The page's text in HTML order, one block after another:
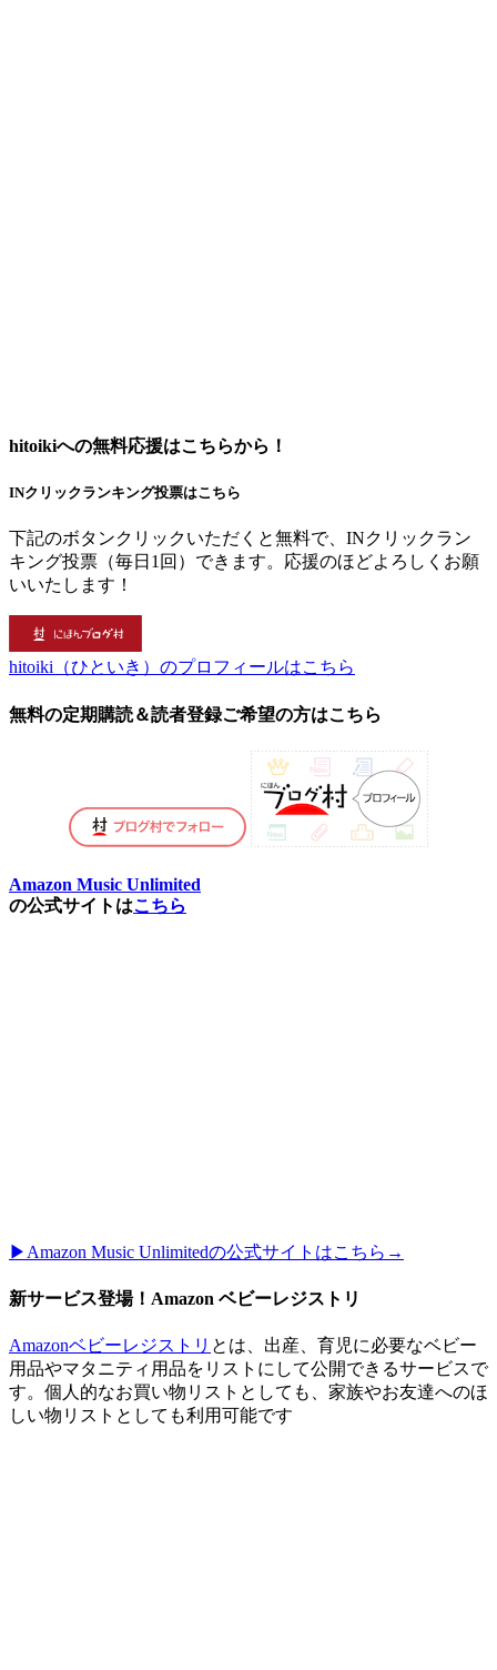
hitoikiへの無料応援はこちらから！
INクリックランキング投票はこちら
下記のボタンクリックいただくと無料で、INクリックラン
キング投票（毎日1回）できます。応援のほどよろしくお願
いいたします！
hitoiki（ひといき）のプロフィールはこちら
無料の定期購読＆読者登録ご希望の方はこちら
Amazon Music Unlimited
の公式サイトはこちら
▶︎Amazon Music Unlimitedの公式サイトはこちら→
新サービス登場！Amazon ベビーレジストリ
Amazonベビーレジストリ とは、出産、育児に必要なベビー
用品やマタニティ用品をリストにして公開できるサービスで
す。個人的なお買い物リストとしても、家族やお友達へのほ
しい物リストとしても利用可能です